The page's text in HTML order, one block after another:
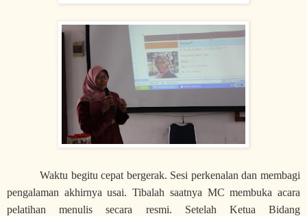
Waktu begitu cepat bergerak. Sesi perkenalan dan membagi
pengalaman akhirnya usai. Tibalah saatnya MC membuka acara
pelatihan menulis secara resmi. Setelah Ketua Bidang